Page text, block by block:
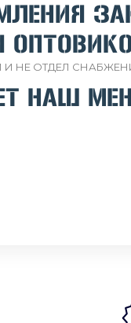
НЕ ОТДЕЛ
НАШ